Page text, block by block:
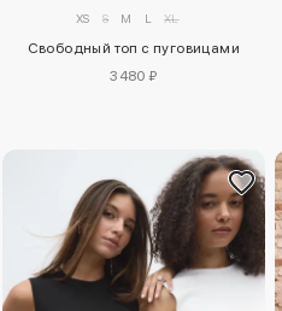
XS S M L XL
Свободный топ с пуговицами
3480 ₽